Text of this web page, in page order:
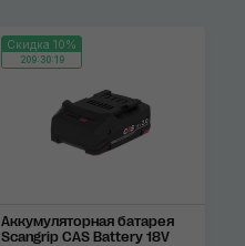
Скидка 10%
209:30:19
Аккумуляторная батарея
Scangrip CAS Battery 18V